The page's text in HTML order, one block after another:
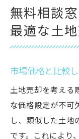
無料相談
最適な土
市場価格と比較
土地売却を考える
な価格設定が不可
し、類似した土地
です。これにより